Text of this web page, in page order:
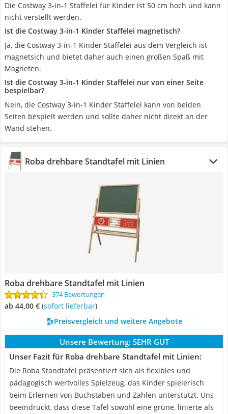
Die Costway 3-in-1 Staffelei für Kinder ist 50 cm hoch und kann
nicht verstellt werden.
Ist die Costway 3-in-1 Kinder Staffelei magnetisch?
Ja, die Costway 3-in-1 Kinder Staffelei aus dem Vergleich ist
magnetsich und bietet daher auch einen großen Spaß mit
Magneten.
Ist die Costway 3-in-1 Kinder Staffelei nur von einer Seite
bespielbar?
Nein, die Costway 3-in-1 Kinder Staffelei kann von beiden
Seiten bespielt werden und sollte daher nicht direkt an der
Wand stehen.
Roba drehbare Standtafel mit Linien
Roba drehbare Standtafel mit Linien
374 Bewertungen
ab 44,00 € ( Sofort lieferbar)
Preisvergleich und weitere Angebote
Unsere Bewertung: SEHR GUT
Unser Fazit für Roba drehbare Standtafel mit Linien:
Die Roba Standtafel präsentiert sich als flexibles und
pädagogisch wertvolles Spielzeug, das Kinder spielerisch
beim Erlernen von Buchstaben und Zahlen unterstützt. Uns
beeindruckt, dass diese Tafel sowohl eine grüne, linierte als